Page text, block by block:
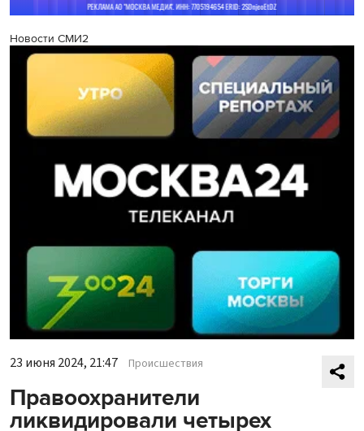
Новости СМИ2
23 июня 2024, 21:47 Происшествия
Правоохранители
ликвидировали четырех